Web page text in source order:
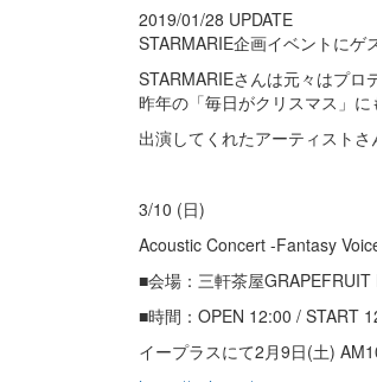
2019/01/28 UPDATE
STARMARIE企画イベントにゲ
STARMARIEさんは元々はプロ
昨年の「毎日がクリスマス」に
出演してくれたアーティストさ
3/10 (日)
Acoustic Concert -Fantasy
■会場：三軒茶屋GRAPEFRUIT
■時間：OPEN 12:00 / START
イープラスにて2月9日(土)